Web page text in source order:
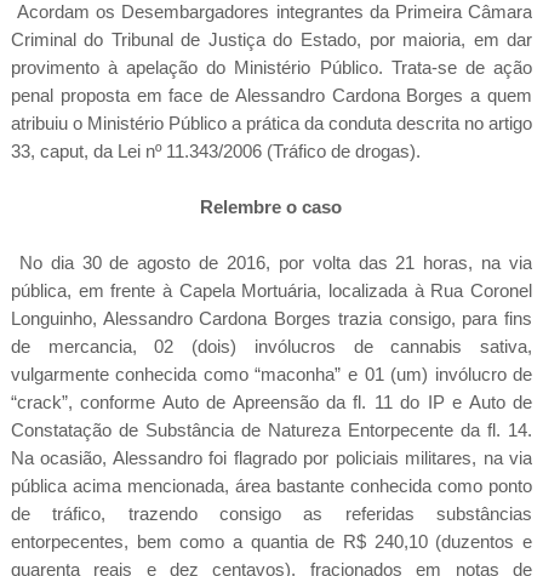
Acordam os Desembargadores integrantes da Primeira Câmara
Criminal do Tribunal de Justiça do Estado, por maioria, em dar
provimento à apelação do Ministério Público. Trata-se de ação
penal proposta em face de Alessandro Cardona Borges a quem
atribuiu o Ministério Público a prática da conduta descrita no artigo
33, caput, da Lei nº 11.343/2006 (Tráfico de drogas).
Relembre o caso
No dia 30 de agosto de 2016, por volta das 21 horas, na via
pública, em frente à Capela Mortuária, localizada à Rua Coronel
Longuinho, Alessandro Cardona Borges trazia consigo, para fins
de mercancia, 02 (dois) invólucros de cannabis sativa,
vulgarmente conhecida como “maconha” e 01 (um) invólucro de
“crack”, conforme Auto de Apreensão da fl. 11 do IP e Auto de
Constatação de Substância de Natureza Entorpecente da fl. 14.
Na ocasião, Alessandro foi flagrado por policiais militares, na via
pública acima mencionada, área bastante conhecida como ponto
de tráfico, trazendo consigo as referidas substâncias
entorpecentes, bem como a quantia de R$ 240,10 (duzentos e
quarenta reais e dez centavos), fracionados em notas de